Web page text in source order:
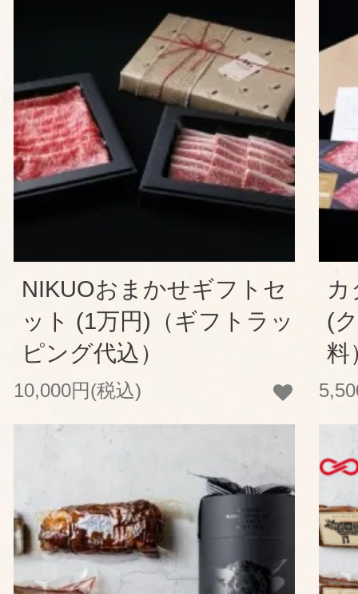
NIKUOおまかせギフトセ
ット (1万円)（ギフトラッ
ピング代込）
10,000円(税込)
(
料